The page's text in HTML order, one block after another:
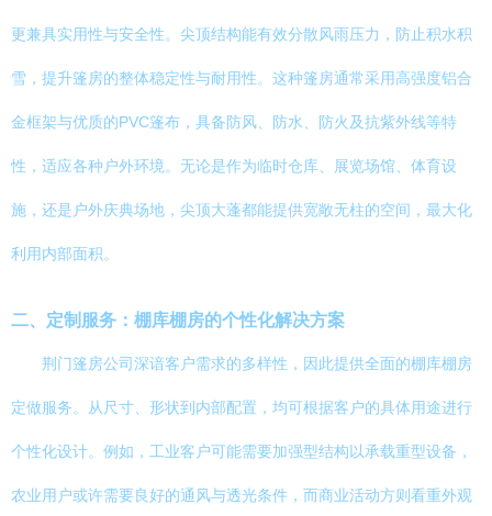
更兼具实用性与安全性。尖顶结构能有效分散风雨压力，防止积水积
雪，提升篷房的整体稳定性与耐用性。这种篷房通常采用高强度铝合
金框架与优质的PVC篷布，具备防风、防水、防火及抗紫外线等特
性，适应各种户外环境。无论是作为临时仓库、展览场馆、体育设
施，还是户外庆典场地，尖顶大蓬都能提供宽敞无柱的空间，最大化
利用内部面积。
二、定制服务：棚库棚房的个性化解决方案
荆门篷房公司深谙客户需求的多样性，因此提供全面的棚库棚房
定做服务。从尺寸、形状到内部配置，均可根据客户的具体用途进行
个性化设计。例如，工业客户可能需要加强型结构以承载重型设备，
农业用户或许需要良好的通风与透光条件，而商业活动方则看重外观